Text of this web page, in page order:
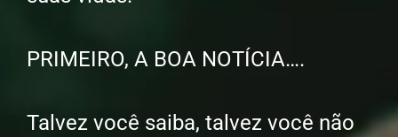
PRIMEIRO, A BOA NOTÍCIA….
Talvez você saiba, talvez você não